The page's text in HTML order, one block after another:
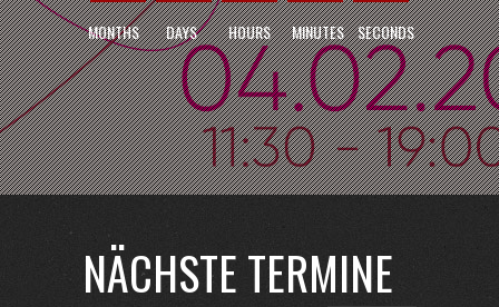
MONTHS DAYS HOURS MINUTES SECONDS
NÄCHSTE TERMINE